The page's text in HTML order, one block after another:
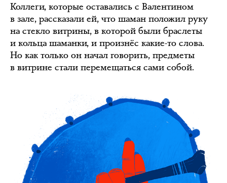
Коллеги, которые оставались с Валентином
в зале, рассказали ей, что шаман положил руку
на стекло витрины, в которой были браслеты
и кольца шаманки, и произнёс какие-то слова.
Но как только он начал говорить, предметы
в витрине стали перемещаться сами собой.